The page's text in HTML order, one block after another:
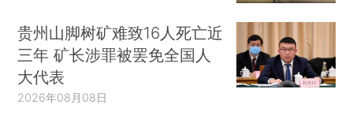
贵州山脚树矿难致16人死亡近
三年 矿长涉罪被罢免全国人
大代表
2026年08月08日